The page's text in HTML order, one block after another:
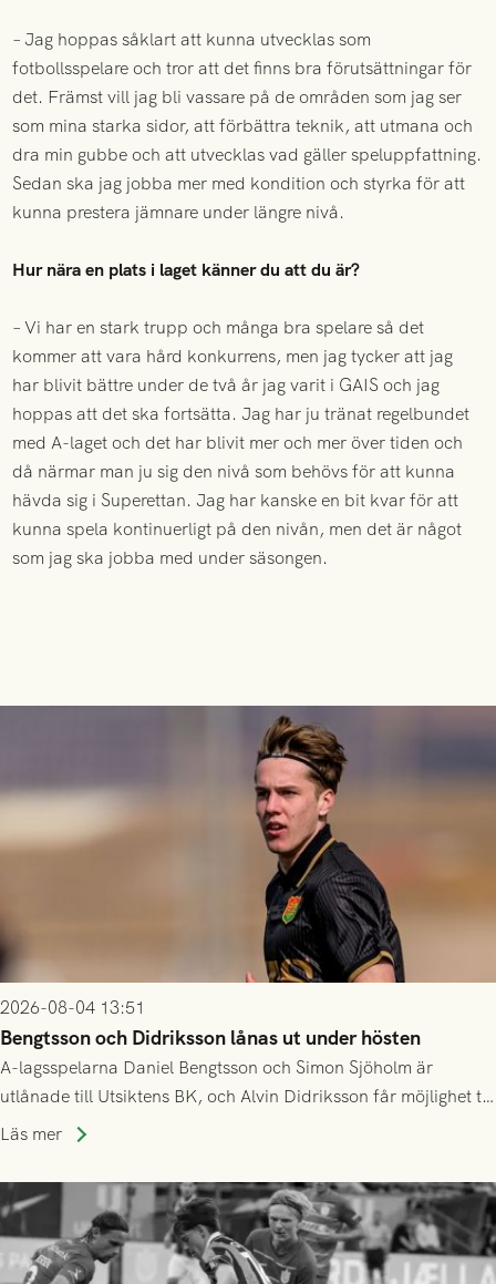
– Jag hoppas såklart att kunna utvecklas som
fotbollsspelare och tror att det finns bra förutsättningar för
det. Främst vill jag bli vassare på de områden som jag ser
som mina starka sidor, att förbättra teknik, att utmana och
dra min gubbe och att utvecklas vad gäller speluppfattning.
Sedan ska jag jobba mer med kondition och styrka för att
kunna prestera jämnare under längre nivå.
Hur nära en plats i laget känner du att du är?
– Vi har en stark trupp och många bra spelare så det
kommer att vara hård konkurrens, men jag tycker att jag
har blivit bättre under de två år jag varit i GAIS och jag
hoppas att det ska fortsätta. Jag har ju tränat regelbundet
med A-laget och det har blivit mer och mer över tiden och
då närmar man ju sig den nivå som behövs för att kunna
hävda sig i Superettan. Jag har kanske en bit kvar för att
kunna spela kontinuerligt på den nivån, men det är något
som jag ska jobba med under säsongen.
2026-08-04 13:51
Bengtsson och Didriksson lånas ut under hösten
A-lagsspelarna Daniel Bengtsson och Simon Sjöholm är
utlånade till Utsiktens BK, och Alvin Didriksson får möjlighet till
speltid i Hestrafors genom föreningssamarbete.
Läs mer